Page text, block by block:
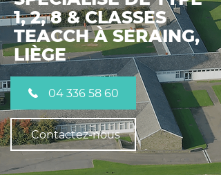
1, 2, 8 & CLASSES
TEACCH À SERAING,
LIÈGE
04 336 58 60
Contactez-nous